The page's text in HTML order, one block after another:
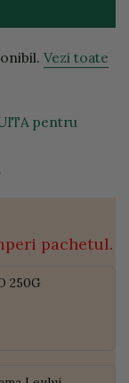
Vezi toate
pentru
pachetul.
250G